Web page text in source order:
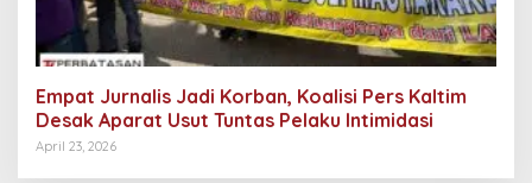
Empat Jurnalis Jadi Korban, Koalisi Pers Kaltim
Desak Aparat Usut Tuntas Pelaku Intimidasi
April 23, 2026